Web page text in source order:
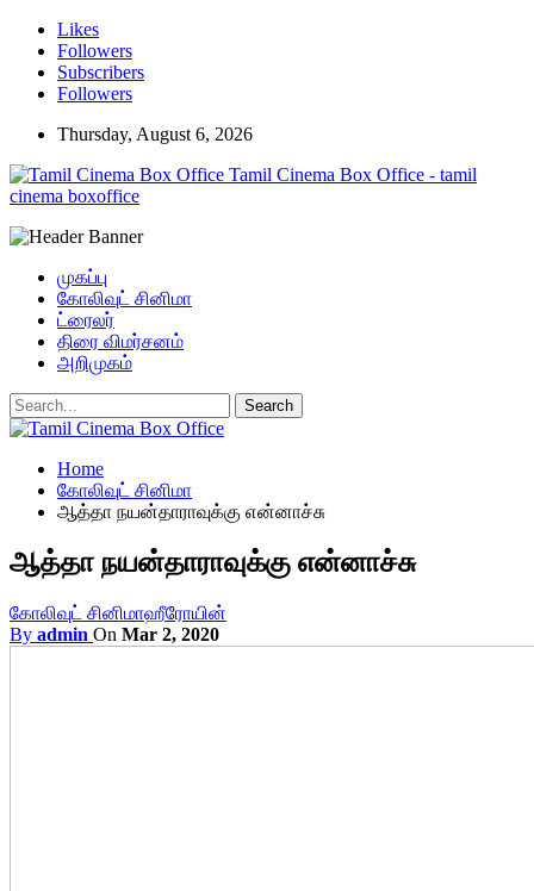
Likes
Followers
Subscribers
Followers
Thursday, August 6, 2026
Tamil Cinema Box Office - tamil
cinema boxoffice
முகப்பு
கோலிவுட் சினிமா
ட்ரைலர்
திரை விமர்சனம்
அறிமுகம்
Home
கோலிவுட் சினிமா
ஆத்தா நயன்தாராவுக்கு என்னாச்சு
ஆத்தா நயன்தாராவுக்கு என்னாச்சு
கோலிவுட் சினிமாஹீரோயின்
By admin On Mar 2, 2020